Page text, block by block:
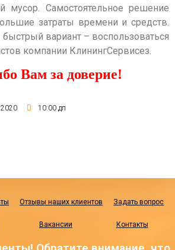
мусор. Самостоятельное решение
затраты времени и средств.
вариант – воспользоваться
компании КлинингСервисез.
Вам за доверие!
10:00 дп
Отзывы наших клиентов Задать вопрос
Вакансии Контакты